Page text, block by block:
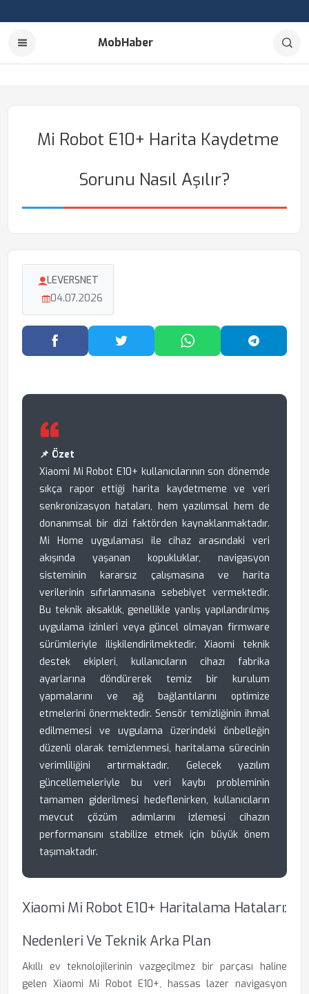
MobHaber
Mi Robot E10+ Harita Kaydetme
Sorunu Nasıl Aşılır?
LEVERSNET
04.07.2026
Facebook'ta PaylaşTwitter'da PaylaşWhatsApp'ta Paylaş
📌 Özet
Xiaomi Mi Robot E10+ kullanıcılarının son dönemde
sıkça rapor ettiği harita kaydetmeme ve veri
senkronizasyon hataları, hem yazılımsal hem de
donanımsal bir dizi faktörden kaynaklanmaktadır.
Mi Home uygulaması ile cihaz arasındaki veri
akışında yaşanan kopukluklar, navigasyon
sisteminin kararsız çalışmasına ve harita
verilerinin sıfırlanmasına sebebiyet vermektedir.
Bu teknik aksaklık, genellikle yanlış yapılandırılmış
uygulama izinleri veya güncel olmayan firmware
sürümleriyle ilişkilendirilmektedir. Xiaomi teknik
destek ekipleri, kullanıcıların cihazı fabrika
ayarlarına döndürerek temiz bir kurulum
yapmalarını ve ağ bağlantılarını optimize
etmelerini önermektedir. Sensör temizliğinin ihmal
edilmemesi ve uygulama üzerindeki önbelleğin
düzenli olarak temizlenmesi, haritalama sürecinin
verimliliğini artırmaktadır. Gelecek yazılım
güncellemeleriyle bu veri kaybı probleminin
tamamen giderilmesi hedeflenirken, kullanıcıların
mevcut çözüm adımlarını izlemesi cihazın
performansını stabilize etmek için büyük önem
taşımaktadır.
Xiaomi Mi Robot E10+ Haritalama Hataları:
Nedenleri Ve Teknik Arka Plan
Akıllı ev teknolojilerinin vazgeçilmez bir parçası haline
gelen Xiaomi Mi Robot E10+, hassas lazer navigasyon